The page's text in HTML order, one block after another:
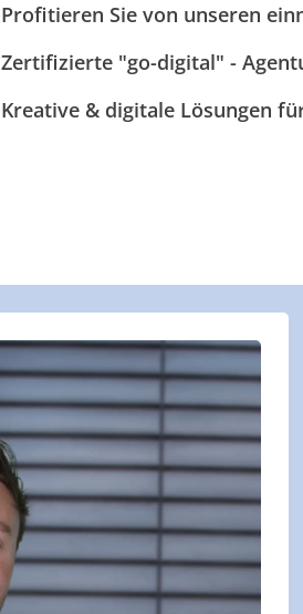
Profitieren Sie von unseren
Zertifizierte "go-digital" -
Kreative & digitale Lösungen